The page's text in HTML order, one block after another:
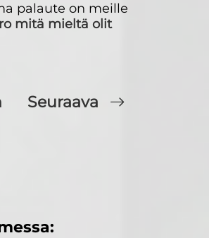
palaute on meille
mitä mieltä olit
Seuraava